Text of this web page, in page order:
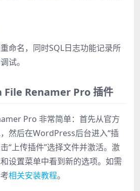
命名，同时SQL日志功能记录所
试。
File Renamer Pro 插件
Pro 非常简单：首先从官方
然后在WordPress后台进入“插
“上传插件”选择文件并激活。激
设置菜单中看到新的选项。如需
相关安装教程。